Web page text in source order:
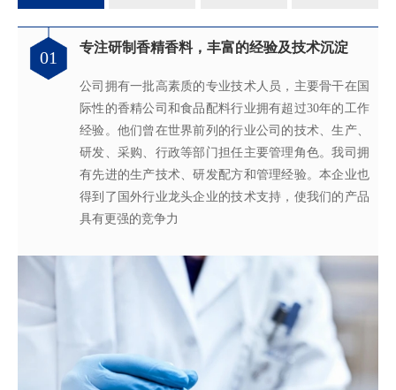
01
专注研制香精香料，丰富的经验及技术沉淀
公司拥有一批高素质的专业技术人员，主要骨干在国
际性的香精公司和食品配料行业拥有超过30年的工作
经验。他们曾在世界前列的行业公司的技术、生产、
研发、采购、行政等部门担任主要管理角色。我司拥
有先进的生产技术、研发配方和管理经验。本企业也
得到了国外行业龙头企业的技术支持，使我们的产品
具有更强的竞争力
02
满足客户不同的调香需求
拥有独立的香精香料技术研发实验室和生产车间，可
为客户提供适合、满意，高性价比的高品质香精。
03
完善的质量管理体系
从2005年起，公司就建立了国际认可的ISO9001：
2015质量管理体系及ISO22000：2018 食品安全管理体
系，为所有产品质量稳定性及食用安全性保驾护航。
04
真心酿香味 芬芳传五洲
轩宇的应用及技术服务中心，汇聚了多位优秀的技术
工程师从事香精香料在各类产品中的开发应用，能高
效地针对客户需求打造不同产品，满 足客户对提高其
产品质量以及缩短交货期的需求。